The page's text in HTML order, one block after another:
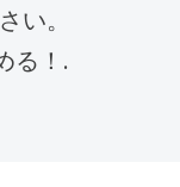
い。
る！.